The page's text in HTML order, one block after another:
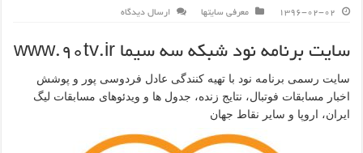
1396-02-02 معرفی سایتها ارسال دیدگاه
سایت برنامه نود شبکه سه سیما www.90tv.ir
سایت رسمی برنامه نود با تهیه کنندگی عادل فردوسی پور و پوشش
اخبار مسابقات فوتبال، نتایج زنده، جدول ها و ویدئوهای مسابقات لیگ
ایران، اروپا و سایر نقاط جهان